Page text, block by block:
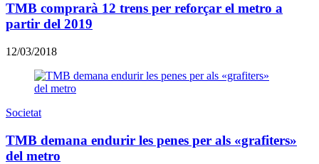
TMB comprarà 12 trens per reforçar el metro a
partir del 2019
12/03/2018
Societat
TMB demana endurir les penes per als «grafiters»
del metro